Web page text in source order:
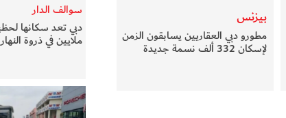
بيزنس
مطورو دبي العقاريين يسابقون الزمن
لإسكان 332 ألف نسمة جديدة
سوالف الدار
ملايين في ذروة النهار